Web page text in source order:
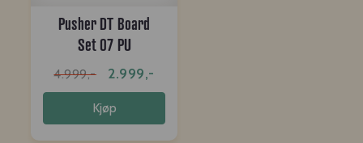
Pusher DT Board
Set 07 PU
4.999,- 2.999,-
Kjøp